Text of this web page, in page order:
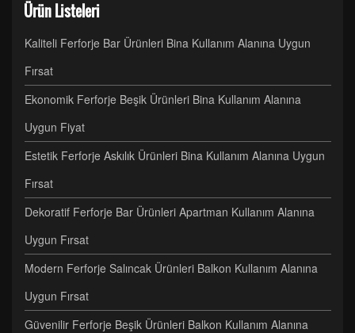
Ürün Listeleri
Kaliteli Ferforje Bar Ürünleri Bina Kullanım Alanına Uygun
Fırsat
Ekonomik Ferforje Beşik Ürünleri Bina Kullanım Alanına
Uygun Fiyat
Estetik Ferforje Askılık Ürünleri Bina Kullanım Alanına Uygun
Fırsat
Dekoratif Ferforje Bar Ürünleri Apartman Kullanım Alanına
Uygun Fırsat
Modern Ferforje Salıncak Ürünleri Balkon Kullanım Alanına
Uygun Fırsat
Güvenilir Ferforje Beşik Ürünleri Balkon Kullanım Alanına